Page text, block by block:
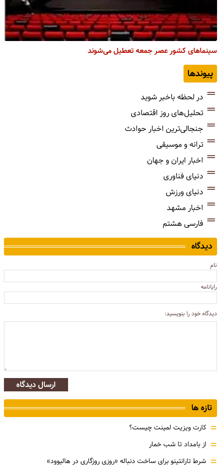
سینماهای کشور عصر جمعه تعطیل می‌شوند
پیوندها
در لحظه باخبر شوید
تحلیل‌های روز اقتصادی
جنجالی‌ترین اخبار حوادث
ترانه و موسیقی
اخبار ایران و جهان
دنیای فناوری
دنیای ورزش
اخبار مشهد
فارسی هشتم
دیدگاه
نام
رایانامه
دیدگاه خود را بنویسید:
ارسال دیدگاه
تازه ها
= کارت ویزیت لمینت چیست؟
= از بامداد تا شب خمار
شرط تارانتینو برای ساخت دنباله «روزی روزگاری در هالیوود»